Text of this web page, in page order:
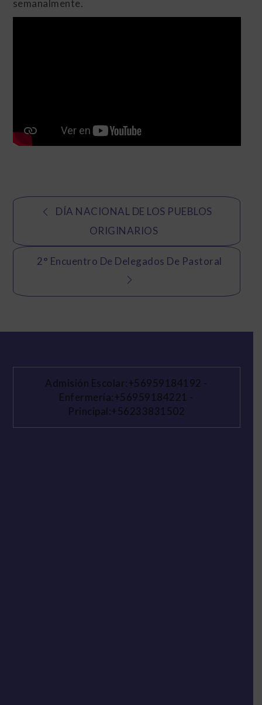
semanalmente.
Navegación
entradas
DÍA NACIONAL DE LOS PUEBLOS
ORIGINARIOS
2° Encuentro De Delegados De Pastoral
Admisión Escolar:+56959184192 -
Enfermería:+56959184221 -
Principal:+56233831502